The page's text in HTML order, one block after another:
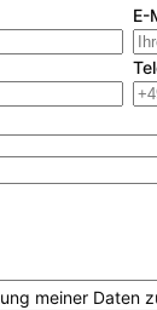
E-
meiner Daten